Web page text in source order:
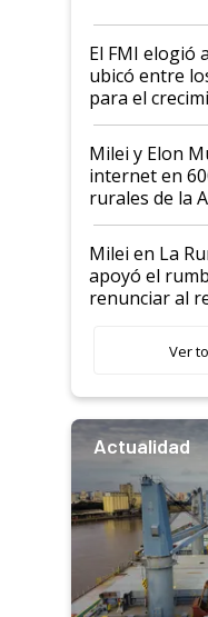
de Milei
El FMI elogió
ubicó entre
para el
Milei y Elon
internet en
rurales de la
a un acuerdo
Milei en La
apoyó el
renunciar al
Ver
Actualidad